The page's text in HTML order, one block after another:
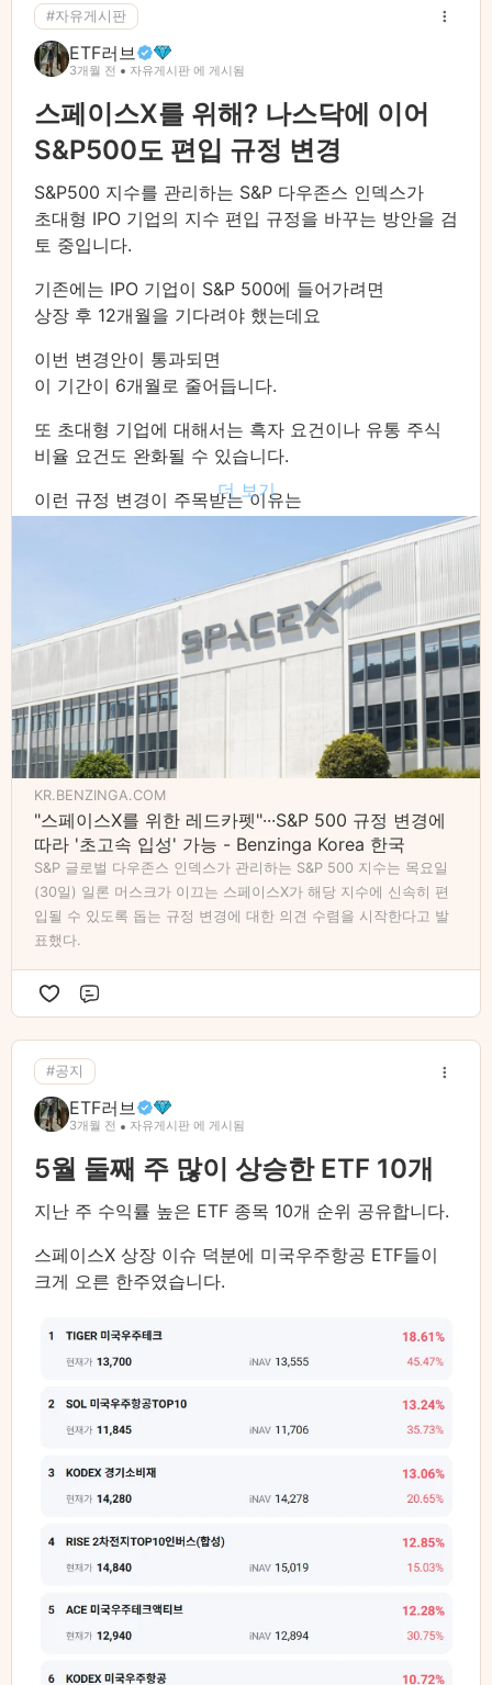
#자유게시판
ETF러브
3개월 전 자유게시판 에 게시됨
스페이스X를 위해? 나스닥에 이어
S&P500도 편입 규정 변경
S&P500 지수를 관리하는 S&P 다우존스 인덱스가
초대형 IPO 기업의 지수 편입 규정을 바꾸는 방안을 검
토 중입니다.
기존에는 IPO 기업이 S&P 500에 들어가려면
상장 후 12개월을 기다려야 했는데요
이번 변경안이 통과되면
이 기간이 6개월로 줄어듭니다.
또 초대형 기업에 대해서는 흑자 요건이나 유통 주식
비율 요건도 완화될 수 있습니다.
이런 규정 변경이 주목받는 이유는
기존 규정대로라면 S&P 500 편입까지 시간이 오래 걸
립니다.
하지만 규정이 바뀌면
상장 후 더 빠르게 S&P 500 편입 후보가 될 수 있겠죠
물론 아직 확정은 아니고, 현재는 의견수렴 단계입니
다.
그래도 S&P 500 ETF 투자자라면
눈여겨볼 만한 변화입니다.
자세한 내용은 아래 링크에서 확인해보시면 됩니다.😃
https://kr.benzinga.com/news/usa/stocks/%EC%8
A%A4%ED%8E%98%EC%9D%B4%EC%8A%A4x%E
B%A5%BC-%EC%9C%84%ED%95%9C-
%EB%A0%88%EB%93%9C%EC%B9%B4%ED%8E%
%EB%94%B0/
더 보기
KR.BENZINGA.COM
"스페이스X를 위한 레드카펫"···S&P 500 규정 변경에
따라 '초고속 입성' 가능 - Benzinga Korea 한국
S&P 글로벌 다우존스 인덱스가 관리하는 S&P 500 지수는 목요일
(30일) 일론 머스크가 이끄는 스페이스X가 해당 지수에 신속히 편
입될 수 있도록 돕는 규정 변경에 대한 의견 수렴을 시작한다고 발
표했다.
#공지
ETF러브
3개월 전 자유게시판 에 게시됨
5월 둘째 주 많이 상승한 ETF 10개
지난 주 수익률 높은 ETF 종목 10개 순위 공유합니다.
스페이스X 상장 이슈 덕분에 미국우주항공 ETF들이
크게 오른 한주였습니다.